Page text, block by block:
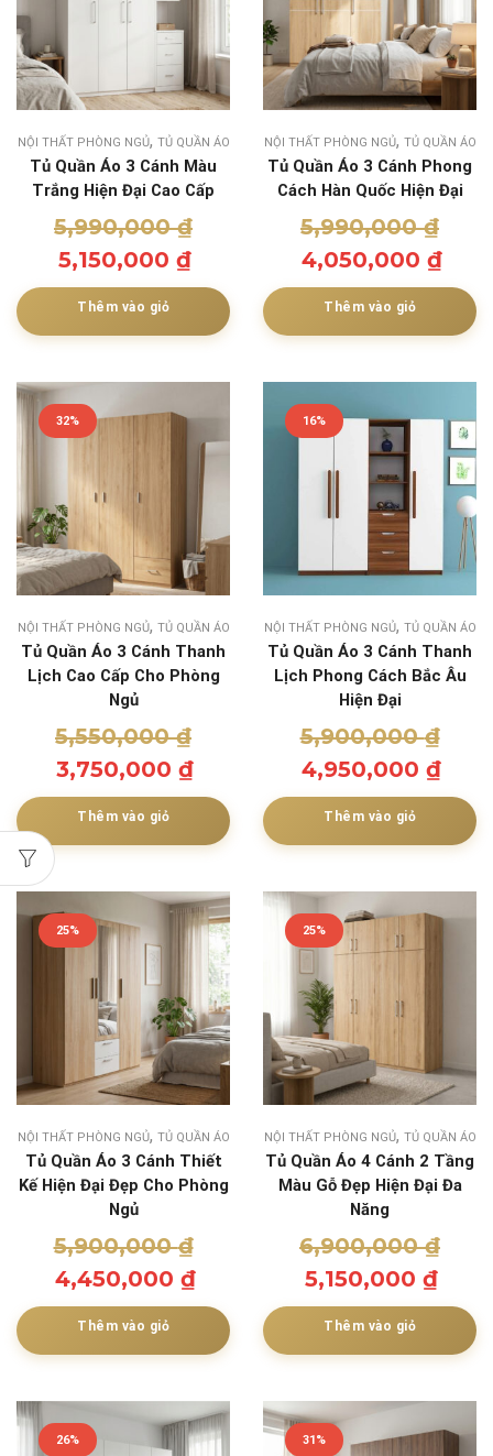
NỘI THẤT PHÒNG NGỦ, TỦ QUẦN ÁO
Tủ Quần Áo 3 Cánh Màu
Trắng Hiện Đại Cao Cấp
5,990,000₫
5,150,000 ₫
Thêm vào giỏ
NỘI THẤT PHÒNG NGỦ, TỦ QUẦN ÁO
Tủ Quần Áo 3 Cánh Phong
Cách Hàn Quốc Hiện Đại
5,990,000₫
4,050,000 ₫
Thêm vào giỏ
32%
NỘI THẤT PHÒNG NGỦ, TỦ QUẦN ÁO
Tủ Quần Áo 3 Cánh Thanh
Lịch Cao Cấp Cho Phòng
Ngủ
5,550,000₫
3,750,000 ₫
Thêm vào giỏ
16%
NỘI THẤT PHÒNG NGỦ, TỦ QUẦN ÁO
Tủ Quần Áo 3 Cánh Thanh
Lịch Phong Cách Bắc Âu
Hiện Đại
5,900,000₫
4,950,000 ₫
Thêm vào giỏ
25%
NỘI THẤT PHÒNG NGỦ, TỦ QUẦN ÁO
Tủ Quần Áo 3 Cánh Thiết
Kế Hiện Đại Đẹp Cho Phòng
Ngủ
5,900,000₫
4,450,000 ₫
Thêm vào giỏ
25%
NỘI THẤT PHÒNG NGỦ, TỦ QUẦN ÁO
Tủ Quần Áo 4 Cánh 2 Tầng
Màu Gỗ Đẹp Hiện Đại Đa
Năng
6,900,000₫
5,150,000 ₫
Thêm vào giỏ
26% 31%